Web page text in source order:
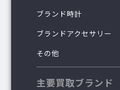
ブランド時計
ブランドアクセサリー
その他
主要買取ブランド